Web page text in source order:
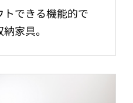
できる機能的で
家具。